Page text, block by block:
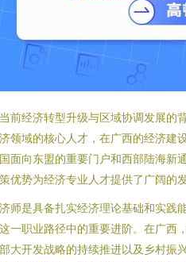
前经济转型升级与区域协调发展的
领域的核心人才，在广西的经济建
面向东盟的重要门户和西部陆海新
优势为经济专业人才提供了广阔的发
师是具备扎实经济理论基础和实践
一职业路径中的重要进阶。在广西
大开发战略的持续推进以及乡村振